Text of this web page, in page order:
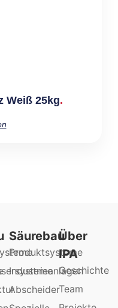
Weiß 25kg
Säurebau
Produktsysteme
Industrieanlagen
Abscheider
Über
IPA
Geschichte
Team